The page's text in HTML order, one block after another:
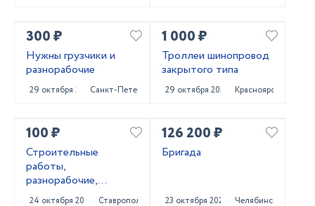
300 ₽
Нужны грузчики и
разнорабочие
29 октября 2023Санкт-Петербург
1 000 ₽
Троллеи шинопровод
закрытого типа
29 октября 2023 Красноярск
100 ₽
Строитeльныe
paботы,
разнорaбочиe,
рaбoчий нa чаc,
24 октября 2023 Ставрополь
126 200 ₽
Бригада
23 октября 2023 Челябинск